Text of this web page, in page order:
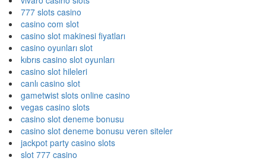
777 slots casino
casino com slot
casino slot makinesi fiyatları
casino oyunları slot
kıbrıs casino slot oyunları
casino slot hileleri
canlı casino slot
gametwist slots online casino
vegas casino slots
casino slot deneme bonusu
casino slot deneme bonusu veren siteler
jackpot party casino slots
slot 777 casino